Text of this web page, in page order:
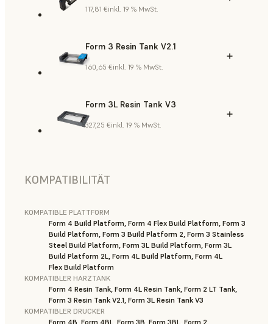
117,81 €inkl. 19 % MwSt.
Form 3 Resin Tank V2.1
160,65 €inkl. 19 % MwSt.
Form 3L Resin Tank V3
327,25 €inkl. 19 % MwSt.
KOMPATIBILITÄT
KOMPATIBLE PLATTFORM
Form 4 Build Platform, Form 4 Flex Build Platform, Form 3
Build Platform, Form 3 Build Platform 2, Form 3 Stainless
Steel Build Platform, Form 3L Build Platform, Form 3L
Build Platform 2L, Form 4L Build Platform, Form 4L
Flex Build Platform
KOMPATIBLER HARZTANK
Form 4 Resin Tank, Form 4L Resin Tank, Form 2 LT Tank,
Form 3 Resin Tank V2.1, Form 3L Resin Tank V3
KOMPATIBLER DRUCKER
Form 4B, Form 4BL, Form 3B, Form 3BL, Form 2